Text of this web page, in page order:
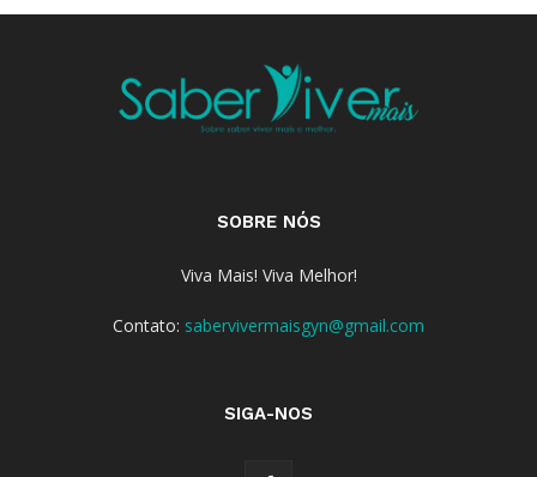
SOBRE NÓS
Viva Mais! Viva Melhor!
Contato: sabervivermaisgyn@gmail.com
SIGA-NOS